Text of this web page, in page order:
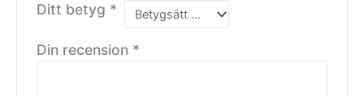
Ditt betyg *
Din recension *